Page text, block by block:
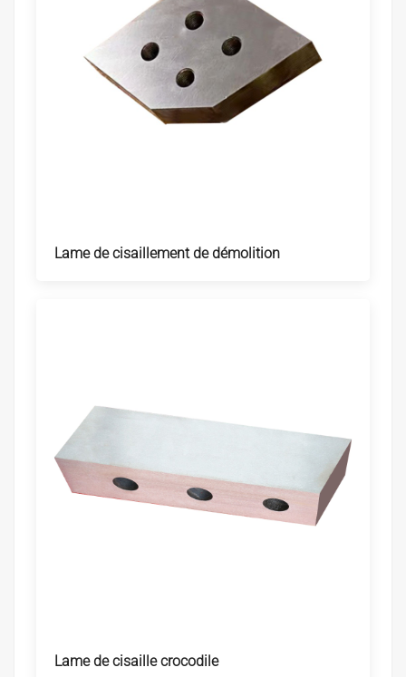
Lame de cisaillement de démolition
Lame de cisaille crocodile